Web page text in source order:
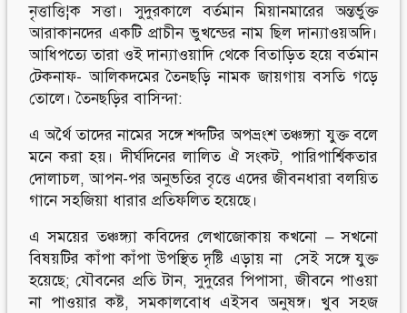
নৃত্তাত্তি¦ক সত্তা। সুদুরকালে বর্তমান মিয়ানমারের অন্তর্ভুক্ত
আরাকানদের একটি প্রাচীন ভুখন্ডের নাম ছিল দান্যাওয়অদি।
আধিপত্যে তারা ওই দান্যাওয়াদি থেকে বিতাড়িত হয়ে বর্তমান
টেকনাফ- আলিকদমের তৈনছড়ি নামক জায়গায় বসতি গড়ে
তোলে। তৈনছড়ির বাসিন্দা:
এ অর্থৈ তাদের নামের সঙ্গে শব্দটির অপভ্রংশ তঞ্চঙ্গ্যা যুক্ত বলে
মনে করা হয়। দীর্ঘদিনের লালিত ঐ সংকট, পারিপার্শ্বিকতার
দোলাচল, আপন-পর অনুভতির বৃত্তে এদের জীবনধারা বলয়িত
গানে সহজিয়া ধারার প্রতিফলিত হয়েছে।
এ সময়ের তঞ্চঙ্গ্যা কবিদের লেখাজোকায় কখনো – সখনো
বিষয়টির কাঁপা কাঁপা উপস্থিত দৃষ্টি এড়ায় না সেই সঙ্গে যুক্ত
হয়েছে; যৌবনের প্রতি টান, সুদুরের পিপাসা, জীবনে পাওয়া
না পাওয়ার কষ্ট, সমকালবোধ এইসব অনুষঙ্গ। খুব সহজ